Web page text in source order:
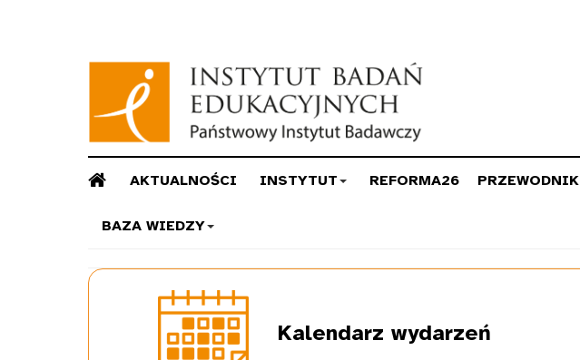
AKTUALNOŚCI INSTYTUT REFORMA26 PRZEWODNIK
BAZA WIEDZY
Kalendarz wydarzeń